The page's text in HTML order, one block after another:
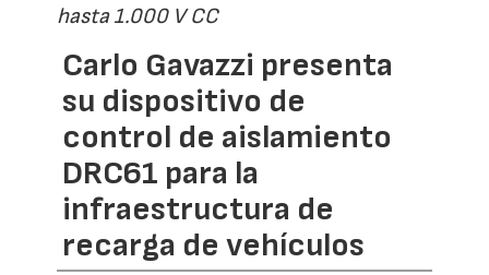
hasta 1.000 V CC
Carlo Gavazzi presenta
su dispositivo de
control de aislamiento
DRC61 para la
infraestructura de
recarga de vehículos